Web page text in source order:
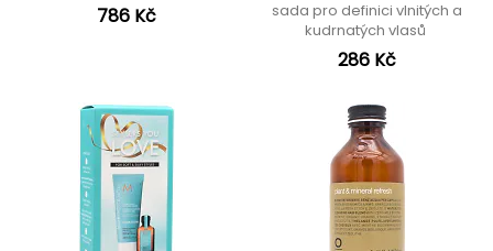
786 Kč
sada pro definici vlnitých a
kudrnatých vlasů
286 Kč